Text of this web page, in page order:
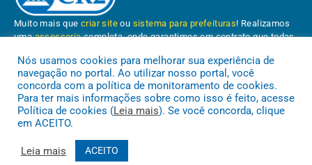
Muito mais quecriar site ou sistema para prefeituras! Realizamos
umaassessoriacompleta, onde garantimos em contrato que todas
Conheça oPNTP e oRadar da Transparência Pública
Nós usamos cookies para melhorar sua experiência de
navegação no portal. Ao utilizar nosso portal, você
concorda com a política de monitoramento de cookies.
Para ter mais informações sobre como isso é feito, acesse
Política de cookies (Leia mais). Se você concorda, clique
em ACEITO.
Leia mais ACEITO